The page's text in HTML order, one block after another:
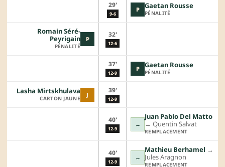
29'
9-6
P Gaetan Rousse
PÉNALITÉ
P
Romain Séré-
Peyrigain
PÉNALITÉ
32'
12-6
37'
12-9
P Gaetan Rousse
PÉNALITÉ
J
Lasha Mirtskhulava
CARTON JAUNE
39'
12-9
40'
12-9
↔
Juan Pablo Del Matto
→︎ Quentin Salvat
REMPLACEMENT
40'
12-9
↔
Mathieu Berhamel →︎
Jules Aragnon
REMPLACEMENT